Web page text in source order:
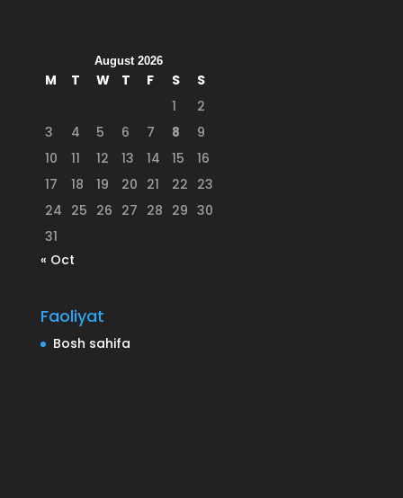
August 2026
M T W T F S
S
1
2
3
4 5 6 7 8
9
10
11 12 13 14 15
16
17
18 19 20 21 22 23
24 25 26 27 28 29 30
31
« Oct
Faoliyat
Bosh sahifa